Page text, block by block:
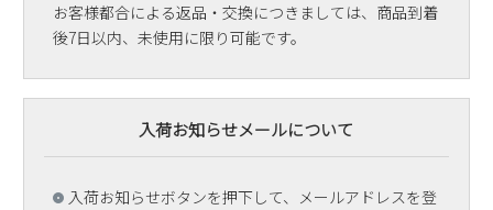
お客様都合による返品・交換につきましては、商品到着
後7日以内、未使用に限り可能です。
入荷お知らせメールについて
入荷お知らせボタンを押下して、メールアドレスを登